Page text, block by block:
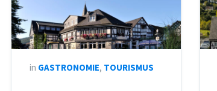
in GASTRONOMIE, TOURISMUS